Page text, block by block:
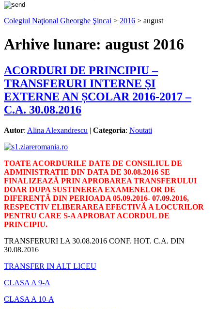
Colegiul Naţional Gheorghe Şincai > 2016 > august
Arhive lunare: august 2016
ACORDURI DE PRINCIPIU –
TRANSFERURI INTERNE ȘI
EXTERNE AN ȘCOLAR 2016-2017 –
C.A. 30.08.2016
Autor: Alina Alexandrescu | Categoria: Noutati
TOATE ACORDURILE DATE DE CONSILIUL DE
ADMINISTRATIE DIN DATA DE 30.08.2016 SE
FINALIZEAZĂ PRIN APROBAREA TRANSFERULUI
DOAR DUPA SUSTINEREA EXAMENELOR DE
DIFERENȚĂ DIN PERIOADA 05.09.2016- 07.09.2016,
RESPECTIV ELIBERAREA EFECTIVĂ A LOCURILOR
PENTRU CARE S-A APROBAT ACORDUL DE
PRINCIPIU.
TRANSFERURI LA 30.08.2016 CONF. HOT. C.A. DIN
30.08.2016
TRANSFER IN ALT LICEU
CLASA A 9-A
CLASA A 10-A